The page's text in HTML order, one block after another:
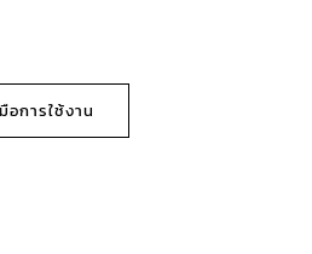
อการใช้งาน